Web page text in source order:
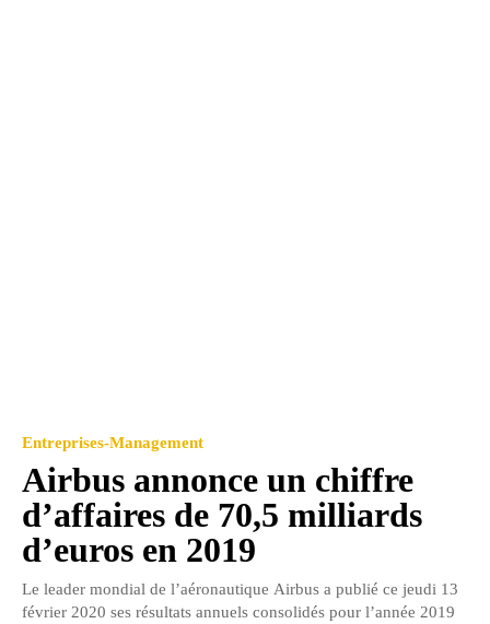
Entreprises-Management
Airbus annonce un chiffre
d’affaires de 70,5 milliards
d’euros en 2019
Le leader mondial de l’aéronautique Airbus a publié ce jeudi 13
février 2020 ses résultats annuels consolidés pour l’année 2019